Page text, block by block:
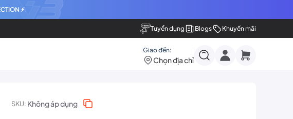
Tuyển dụng Blogs Khuyến mãi
Giao đến:
Chọn địa chỉ
⚡
SKU: Không áp dụng